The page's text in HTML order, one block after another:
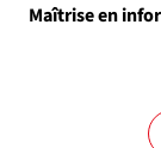
Maîtrise en